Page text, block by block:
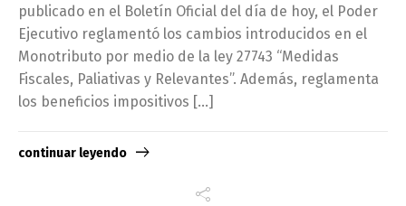
publicado en el Boletín Oficial del día de hoy, el Poder
Ejecutivo reglamentó los cambios introducidos en el
Monotributo por medio de la ley 27743 “Medidas
Fiscales, Paliativas y Relevantes”. Además, reglamenta
los beneficios impositivos […]
continuar leyendo